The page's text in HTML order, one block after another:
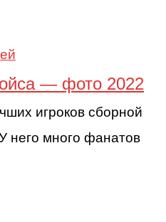
— фото 2022
игроков сборной
него много фанатов